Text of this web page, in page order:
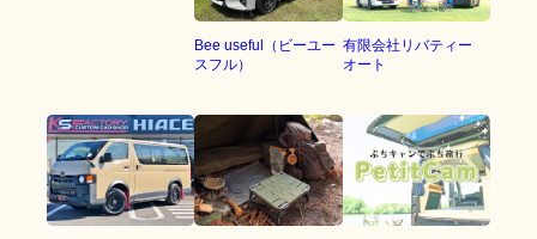
Bee useful（ビーユー
スフル）
有限会社リバティー
オート